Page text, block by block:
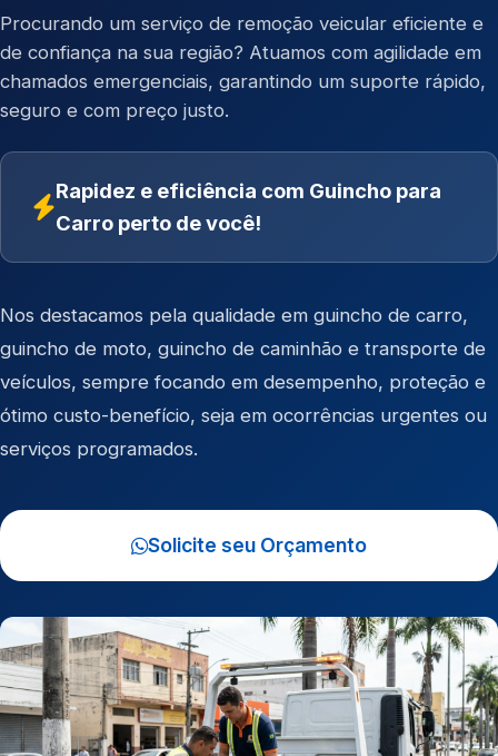
Procurando um serviço de remoção veicular eficiente e
de confiança na sua região? Atuamos com agilidade em
chamados emergenciais, garantindo um suporte rápido,
seguro e com preço justo.
Rapidez e eficiência com Guincho para
Carro perto de você!
Nos destacamos pela qualidade em guincho de carro,
guincho de moto, guincho de caminhão e transporte de
veículos, sempre focando em desempenho, proteção e
ótimo custo-benefício, seja em ocorrências urgentes ou
serviços programados.
Solicite seu Orçamento